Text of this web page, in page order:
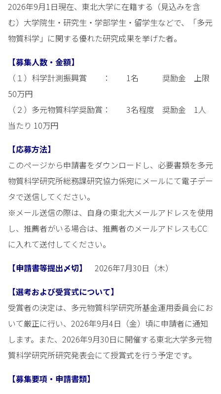
2026年9月1日現在、東北大学に在籍する（見込みを含
む）大学院生・研究生・学部学生・留学生などで、「多元
物質科学」に関する優れた研究成果を挙げた者。
【募集人数・金額】
（１）科学計測振興賞 ： 1名 奨励金 上限
50万円
（２）多元物質科学奨励賞： 3名程度 奨励金 1人
当たり 10万円
【応募方法】
このページから申請書をダウンロードし、必要書類を多元
物質科学研究所総務課研究協力係宛にメールにて電子デー
タで送信してください。
※メール送信の際は、自身の東北大メールアドレスを使用
し、推薦者がいる場合は、推薦者のメールアドレスもCC
に入れて送付してください。
【申請書等提出〆切】
2026年7月30日（木）
【選考および受賞式について】
受賞者の決定は、多元物質科学研究所基金運用委員会にお
いて厳正に行い、2026年9月4日（金）頃に申請者に通知
します。また、2026年9月30日に開催する東北大学多元物
質科学研究所研究発表会にて授賞式を行う予定です。
【募集要項・申請書類】